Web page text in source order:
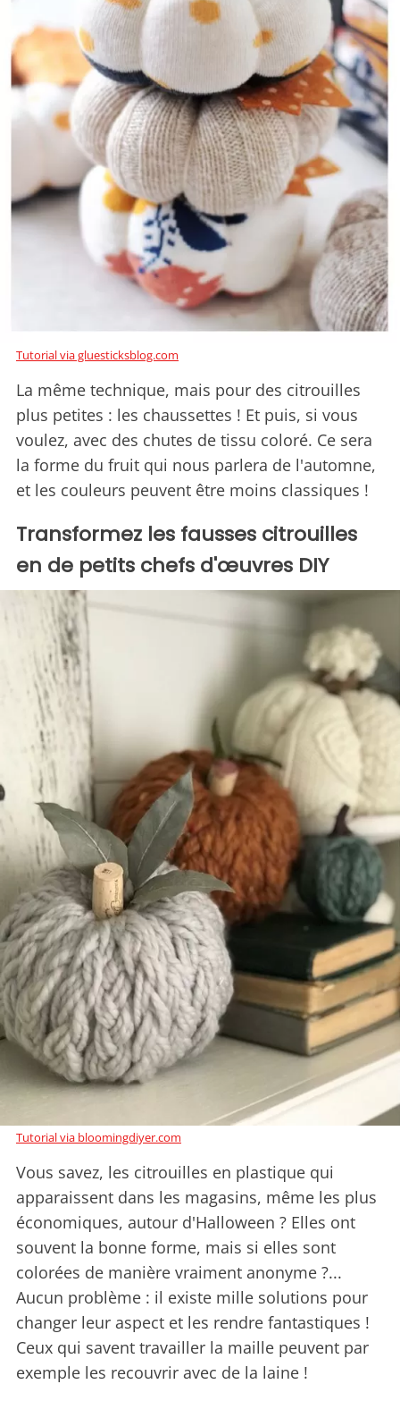
Tutorial via gluesticksblog.com
La même technique, mais pour des citrouilles
plus petites : les chaussettes ! Et puis, si vous
voulez, avec des chutes de tissu coloré. Ce sera
la forme du fruit qui nous parlera de l'automne,
et les couleurs peuvent être moins classiques !
Transformez les fausses citrouilles
en de petits chefs d'œuvres DIY
Tutorial via bloomingdiyer.com
Vous savez, les citrouilles en plastique qui
apparaissent dans les magasins, même les plus
économiques, autour d'Halloween ? Elles ont
souvent la bonne forme, mais si elles sont
colorées de manière vraiment anonyme ?...
Aucun problème : il existe mille solutions pour
changer leur aspect et les rendre fantastiques !
Ceux qui savent travailler la maille peuvent par
exemple les recouvrir avec de la laine !